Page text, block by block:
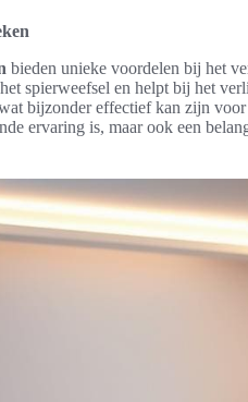
bieden unieke voordelen bij het
spierweefsel en helpt bij het
bijzonder effectief kan zijn
ervaring is, maar ook een